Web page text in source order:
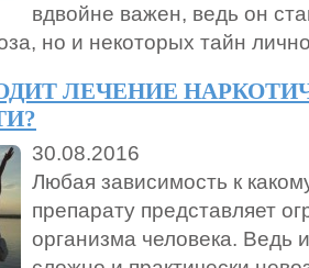
вдвойне важен, ведь он
но и некоторых тайн
ЛЕЧЕНИЕ
30.08.2016
Любая зависимость к
препарату представляет
организма человека. Ведь